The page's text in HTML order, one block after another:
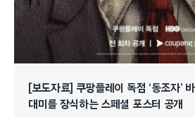
[보도자료] 쿠팡플레이 독점 ‘동조자’
대미를 장식하는 스페셜 포스터 공개